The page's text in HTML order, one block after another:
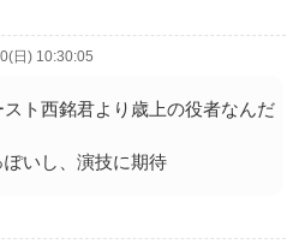
日) 10:30:05
ト西銘君より歳上の役者なんだ
いし、演技に期待